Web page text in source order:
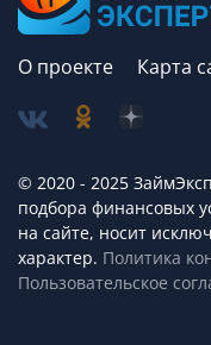
О проекте Карта
© 2020 - 2025
подбора финансовых
на сайте, носит
характер. Политика
Пользовательское